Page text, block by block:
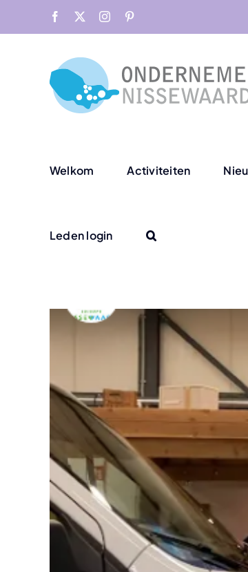
Facebook Instagram
Welkom Activiteiten
Leden login